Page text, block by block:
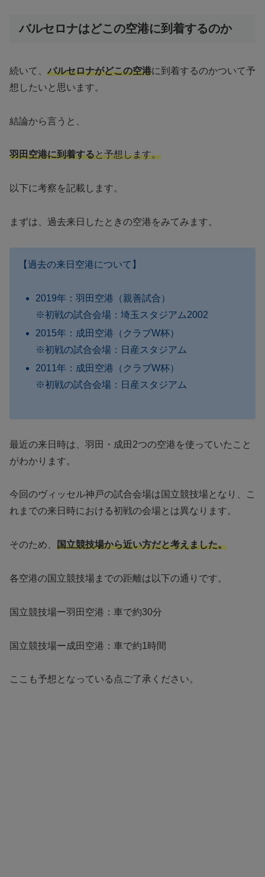
バルセロナはどこの空港に到着するのか
続いて、 バルセロナがどこの空港に到着するのかついて予
想したいと思います。
結論から言うと、
羽田空港に到着すると予想します。
以下に考察を記載します。
まずは、過去来日したときの空港をみてみます。
【過去の来日空港について】
2019年：羽田空港（親善試合）
※初戦の試合会場：埼玉スタジアム2002
2015年：成田空港（クラブW杯）
※初戦の試合会場：日産スタジアム
2011年：成田空港（クラブW杯）
※初戦の試合会場：日産スタジアム
最近の来日時は、羽田・成田2つの空港を使っていたこと
がわかります。
今回のヴィッセル神戸の試合会場は国立競技場となり、こ
れまでの来日時における初戦の会場とは異なります。
そのため、 国立競技場から近い方だと考えました。
各空港の国立競技場までの距離は以下の通りです。
国立競技場ー羽田空港：車で約30分
国立競技場ー成田空港：車で約1時間
ここも予想となっている点ご了承ください。